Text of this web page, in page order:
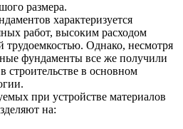
размера.
характеризуется
работ, высоким расходом
трудоемкостью. Однако, несмотря
фундаменты все же получили
строительстве в основном
при устройстве материалов
на: